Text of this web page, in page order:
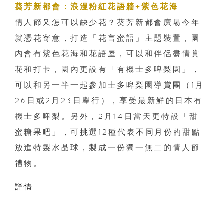
葵芳新都會：浪漫粉紅花語牆+紫色花海
情人節又怎可以缺少花？葵芳新都會廣場今年
就憑花寄意，打造「 花言蜜語」主題裝置，園
內會有紫色花海和花語屋，可以和伴侶盡情賞
花和打卡，園內更設有「有機士多啤梨園」，
可以和另一半一起參加士多啤梨園導賞團（ 1 月
26 日或 2 月 23 日舉行），享受最新鮮的日本有
機士多啤梨。另外， 2 月 14 日當天更特設「甜
蜜糖果吧」，可挑選 12 種代表不同月份的甜點
放進特製水晶球，製成一份獨一無二的情人節
禮物。
詳情